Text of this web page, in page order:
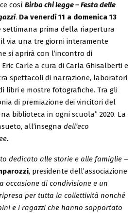
così Birba chi legge – Festa delle
. Da venerdì 11 a domenica 13
settimana prima della riapertura
via una tre giorni interamente
si aprirà con l’incontro di
Carle a cura di Carla Ghisalberti e
spettacoli di narrazione, laboratori
libri e mostre fotografiche. Tra gli
di premiazione dei vincitori del
biblioteca in ogni scuola” 2020. La
all’insegna dell’eco
dedicato alle storie e alle famiglie –
, presidente dell’associazione
occasione di condivisione e un
per tutta la collettività nonché
e i ragazzi che hanno sopportato